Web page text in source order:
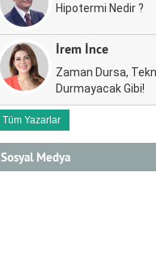
Hipotermi Nedir ?
İrem İnce
Zaman Dursa,
Durmayacak Gibi!
Tüm Yazarlar
Sosyal Medya